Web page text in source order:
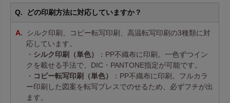
どの印刷方法に対応していますか？
シルク印刷、コピー転写印刷、高温転写印刷の3種類に対
応しています。
・ シルク印刷（単色）
：PP不織布に印刷。一色ずつイン
クを載せる手法で、DIC・PANTONE指定が可能です。
・ コピー転写印刷（単色）
：PP不織布に印刷。フルカラ
ー印刷した図案を転写プレスでのせるため、必ずフチが出
ます。